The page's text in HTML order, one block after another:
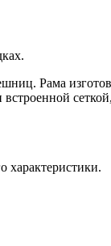
Рама
характеристики.